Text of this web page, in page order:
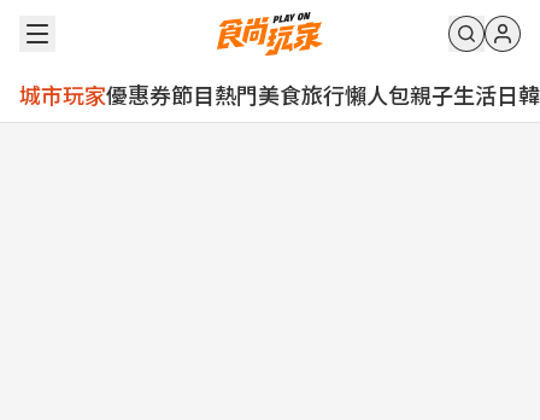
城市玩家優惠券節目熱門美食旅行懶人包親子生活日韓